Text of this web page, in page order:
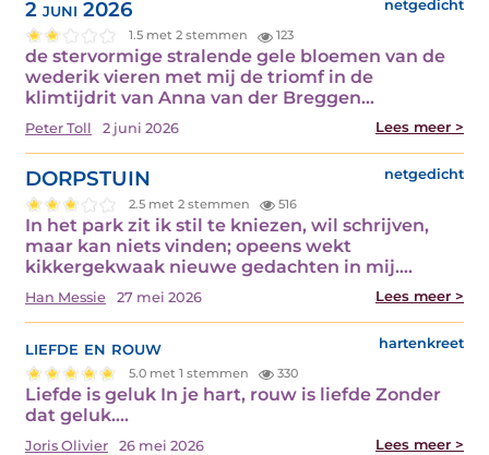
2 juni 2026 netgedicht
1.5 met 2 stemmen 123
de stervormige stralende gele bloemen van de
wederik vieren met mij de triomf in de
klimtijdrit van Anna van der Breggen…
Peter Toll 2 juni 2026 Lees meer >
DORPSTUIN netgedicht
2.5 met 2 stemmen 516
In het park zit ik stil te kniezen, wil schrijven,
maar kan niets vinden; opeens wekt
kikkergekwaak nieuwe gedachten in mij.…
Han Messie 27 mei 2026 Lees meer >
liefde en rouw hartenkreet
5.0 met 1 stemmen 330
Liefde is geluk In je hart, rouw is liefde Zonder
dat geluk.…
Joris Olivier 26 mei 2026 Lees meer >